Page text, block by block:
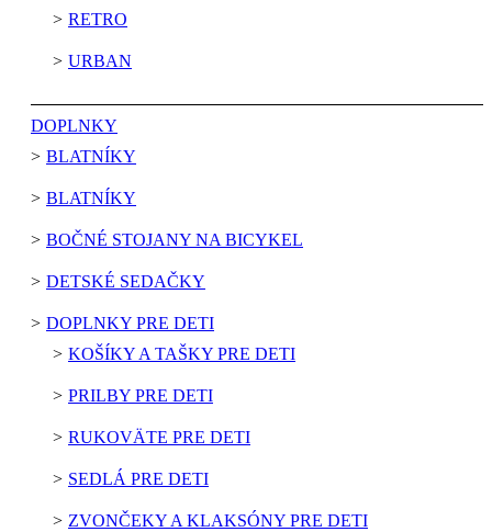
RETRO
URBAN
DOPLNKY
BLATNÍKY
BLATNÍKY
BOČNÉ STOJANY NA BICYKEL
DETSKÉ SEDAČKY
DOPLNKY PRE DETI
KOŠÍKY A TAŠKY PRE DETI
PRILBY PRE DETI
RUKOVÄTE PRE DETI
SEDLÁ PRE DETI
ZVONČEKY A KLAKSÓNY PRE DETI